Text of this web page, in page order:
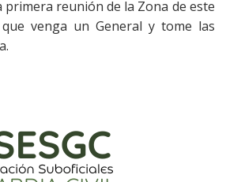
primera reunión de la Zona de este
venga un General y tome las